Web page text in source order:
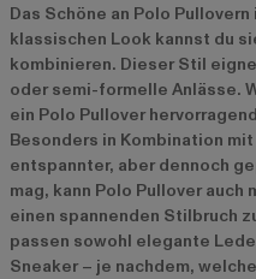
Das Schöne an Polo
klassischen Look kannst du
kombinieren. Dieser Stil
oder semi-formelle Anlässe.
ein Polo Pullover
Besonders in Kombination
entspannter, aber dennoch
mag, kann Polo Pullover auch
einen spannenden Stilbruch
passen sowohl elegante
Sneaker – je nachdem,